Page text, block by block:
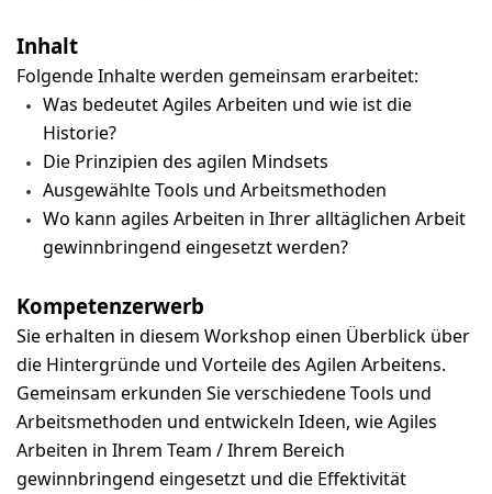
Inhalt
Folgende Inhalte werden gemeinsam erarbeitet:
Was bedeutet Agiles Arbeiten und wie ist die
Historie?
Die Prinzipien des agilen Mindsets
Ausgewählte Tools und Arbeitsmethoden
Wo kann agiles Arbeiten in Ihrer alltäglichen Arbeit
gewinnbringend eingesetzt werden?
Kompetenzerwerb
Sie erhalten in diesem Workshop einen Überblick über
die Hintergründe und Vorteile des Agilen Arbeitens.
Gemeinsam erkunden Sie verschiedene Tools und
Arbeitsmethoden und entwickeln Ideen, wie Agiles
Arbeiten in Ihrem Team / Ihrem Bereich
gewinnbringend eingesetzt und die Effektivität